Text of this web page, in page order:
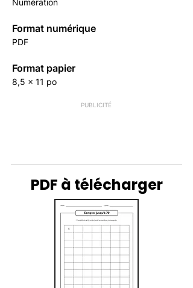
Numération
Format numérique
PDF
Format papier
8,5 x 11 po
PUBLICITÉ
PDF à télécharger